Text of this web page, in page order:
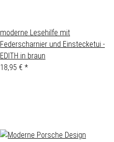
moderne Lesehilfe mit
Federscharnier und Einstecketui -
EDITH in braun
18,95 € *